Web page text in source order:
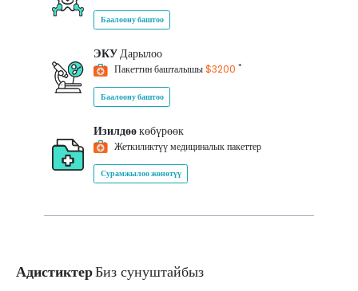
Баалоону баштоо
ЭКУДарылоо
Пакеттин башталышы$3200 *
Баалоону баштоо
Изилдөөкөбүрөөк
Жеткиликтүү медициналык пакеттер
Сурамжылоо жөнөтүү
АдистиктерБиз сунуштайбыз